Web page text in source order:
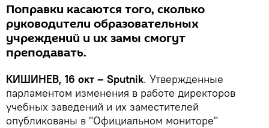
Поправки касаются того, сколько
руководители образовательных
учреждений и их замы смогут
преподавать.
КИШИНЕВ, 16 окт – Sputnik. Утвержденные
парламентом изменения в работе директоров
учебных заведений и их заместителей
опубликованы в "Официальном мониторе"